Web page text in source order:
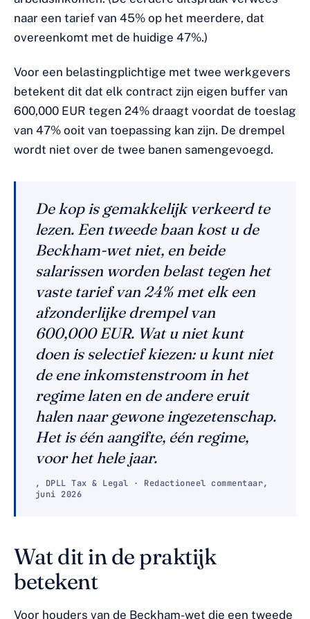
naar een tarief van 45% op het meerdere, dat
overeenkomt met de huidige 47%.)
Voor een belastingplichtige met twee werkgevers
betekent dit dat elk contract zijn eigen buffer van
600,000 EUR tegen 24% draagt voordat de toeslag
van 47% ooit van toepassing kan zijn. De drempel
wordt niet over de twee banen samengevoegd.
De kop is gemakkelijk verkeerd te
lezen. Een tweede baan kost u de
Beckham-wet niet, en beide
salarissen worden belast tegen het
vaste tarief van 24% met elk een
afzonderlijke drempel van
600,000 EUR. Wat u niet kunt
doen is selectief kiezen: u kunt niet
de ene inkomstenstroom in het
regime laten en de andere eruit
halen naar gewone ingezetenschap.
Het is één aangifte, één regime,
voor het hele jaar.
, DPLL Tax & Legal · Redactioneel commentaar,
juni 2026
Wat dit in de praktijk
betekent
Voor houders van de Beckham-wet die een tweede